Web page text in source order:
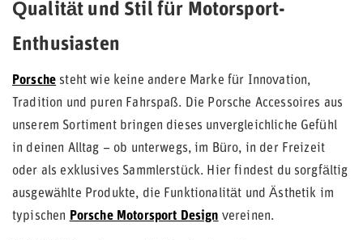
Qualität und Stil für Motorsport-
Enthusiasten
Porsche steht wie keine andere Marke für Innovation,
Tradition und puren Fahrspaß. Die Porsche Accessoires aus
unserem Sortiment bringen dieses unvergleichliche Gefühl
in deinen Alltag – ob unterwegs, im Büro, in der Freizeit
oder als exklusives Sammlerstück. Hier findest du sorgfältig
ausgewählte Produkte, die Funktionalität und Ästhetik im
typischen Porsche Motorsport Design vereinen.